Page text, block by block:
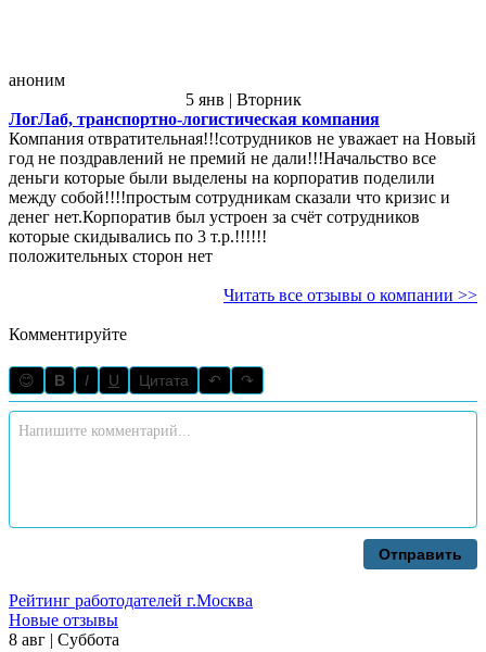
аноним
5 янв | Вторник
ЛогЛаб, транспортно-логистическая компания
Компания отвратительная!!!сотрудников не уважает на Новый
год не поздравлений не премий не дали!!!Начальство все
деньги которые были выделены на корпоратив поделили
между собой!!!!простым сотрудникам сказали что кризис и
денег нет.Корпоратив был устроен за счёт сотрудников
которые скидывались по 3 т.р.!!!!!!
положительных сторон нет
Читать все отзывы о компании >>
Комментируйте
😊 B I U Цитата ↶ ↷
Отправить
Рейтинг работодателей г.Москва
Новые отзывы
8 авг | Суббота